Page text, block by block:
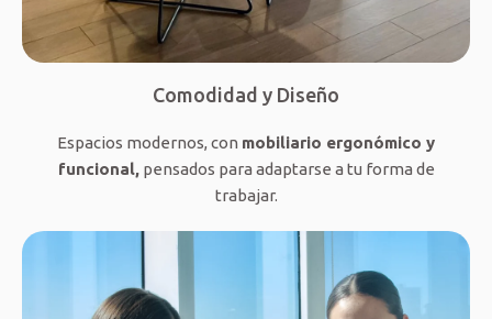
Comodidad y Diseño
Espacios modernos, con mobiliario ergonómico y
funcional,pensados para adaptarse a tu forma de
trabajar.